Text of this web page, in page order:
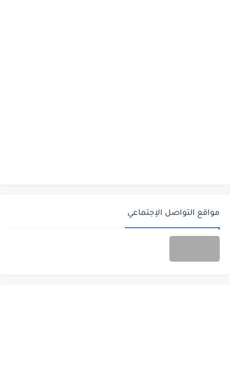
مواقع التواصل الإجتماعي